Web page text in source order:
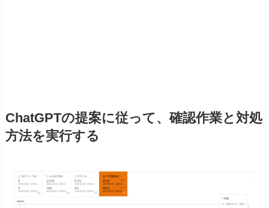
ChatGPTの提案に従って、確認作業と対処
方法を実行する